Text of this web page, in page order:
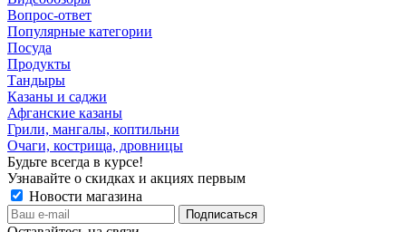
Вопрос-ответ
Популярные категории
Посуда
Продукты
Тандыры
Казаны и саджи
Афганские казаны
Грили, мангалы, коптильни
Очаги, кострища, дровницы
Будьте всегда в курсе!
Узнавайте о скидках и акциях первым
Новости магазина